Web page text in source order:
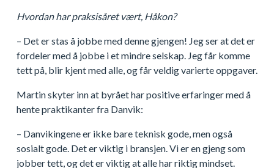
Hvordan har praksisåret vært, Håkon?
– Det er stas å jobbe med denne gjengen! Jeg ser at det er
fordeler med å jobbe i et mindre selskap. Jeg får komme
tett på, blir kjent med alle, og får veldig varierte oppgaver.
Martin skyter inn at byrået har positive erfaringer med å
hente praktikanter fra Danvik:
– Danvikingene er ikke bare teknisk gode, men også
sosialt gode. Det er viktig i bransjen. Vi er en gjeng som
jobber tett, og det er viktig at alle har riktig mindset.